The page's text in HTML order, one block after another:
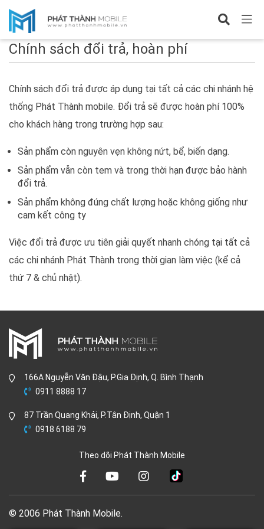
Chính sách đổi trả, hoàn phí
Chính sách đổi trả, hoàn phí
Chính sách đổi trả được áp dụng tại tất cả các chi nhánh hệ
thống Phát Thành mobile. Đổi trả sẽ được hoàn phí 100%
cho khách hàng trong trường hợp sau:
Sản phẩm còn nguyên vẹn không nứt, bể, biến dạng.
Sản phẩm vẫn còn tem và trong thời hạn được bảo hành
đổi trả.
Sản phẩm không đúng chất lượng hoặc không giống như
cam kết công ty
Việc đổi trả được ưu tiên giải quyết nhanh chóng tại tất cả
các chi nhánh Phát Thành trong thời gian làm việc (kể cả
thứ 7 & chủ nhật).
166A Nguyễn Văn Đậu, P.Gia Định, Q. Bình Thạnh
0911 8888 17
87 Trần Quang Khải, P.Tân Định, Quận 1
0918 6188 79
Theo dõi Phát Thành Mobile
© 2006 Phát Thành Mobile.